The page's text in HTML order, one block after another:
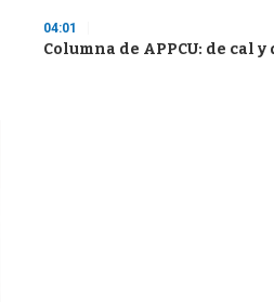
04:01
Columna de APPCU: de cal